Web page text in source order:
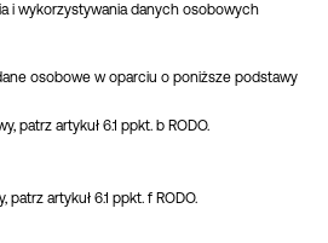
i wykorzystywania danych osobowych
osobowe w oparciu o poniższe podstawy
patrz artykuł 6.1 ppkt. b RODO.
artykuł 6.1 ppkt. f RODO.